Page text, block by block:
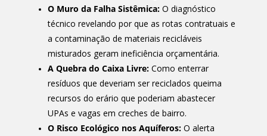
O Muro da Falha Sistêmica: O diagnóstico
técnico revelando por que as rotas contratuais e
a contaminação de materiais recicláveis
misturados geram ineficiência orçamentária.
A Quebra do Caixa Livre: Como enterrar
resíduos que deveriam ser reciclados queima
recursos do erário que poderiam abastecer
UPAs e vagas em creches de bairro.
O Risco Ecológico nos Aquíferos: O alerta